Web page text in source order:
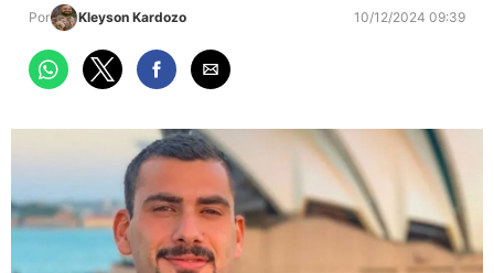
Por Kleyson Kardozo 10/12/2024 09:39